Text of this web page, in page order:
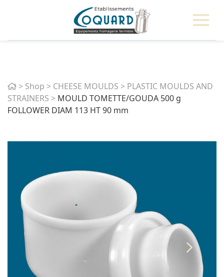
Home
> Shop > CHEESE MOULDS > PLASTIC MOULDS AND
STRAINERS > MOULD TOMETTE/GOUDA 500 g
FOLLOWER DIAM 113 HT 90 mm